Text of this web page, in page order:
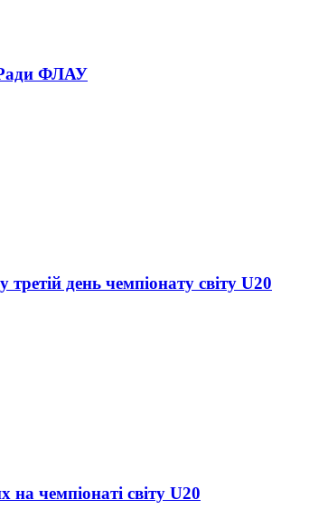
Ради ФЛАУ
день чемпіонату світу U20
чемпіонаті світу U20